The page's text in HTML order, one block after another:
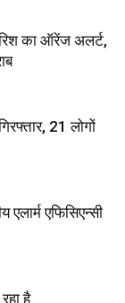
का ऑरेंज अलर्ट,
21 लोगों
एफिसिएन्सी
है